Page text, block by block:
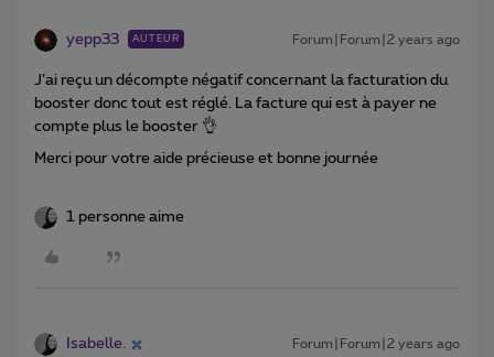
yepp33 AUTEUR Forum|Forum|2 years ago
J’ai reçu un décompte négatif concernant la facturation du
booster donc tout est réglé. La facture qui est à payer ne
compte plus le booster 👌
Merci pour votre aide précieuse et bonne journée
1 personne aime
Isabelle. Forum|Forum|2 years ago